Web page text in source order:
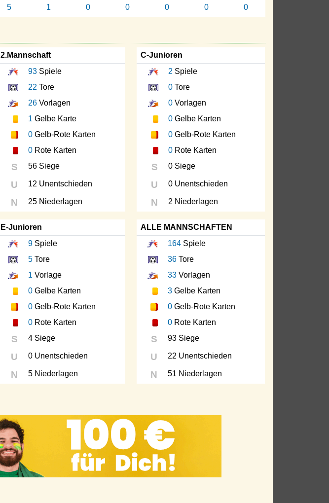
5 1 0 0 0 0 0
2.Mannschaft
93Spiele
22 Tore
26Vorlagen
1 Gelbe Karte
0Gelb-Rote Karten
0Rote Karten
S 56 Siege
U 12 Unentschieden
N 25 Niederlagen
C-Junioren
2 Spiele
0 Tore
0 Vorlagen
0 Gelbe Karten
0 Gelb-Rote Karten
0 Rote Karten
S 0 Siege
U 0 Unentschieden
N 2 Niederlagen
E-Junioren
9Spiele
5Tore
1 Vorlage
0Gelbe Karten
0Gelb-Rote Karten
0Rote Karten
S 4 Siege
U 0 Unentschieden
N 5 Niederlagen
ALLE MANNSCHAFTEN
164 Spiele
36 Tore
33 Vorlagen
3 Gelbe Karten
0 Gelb-Rote Karten
0 Rote Karten
S 93 Siege
U 22 Unentschieden
N 51 Niederlagen